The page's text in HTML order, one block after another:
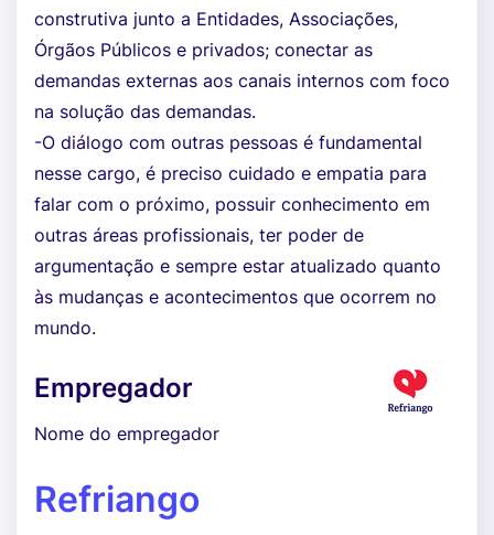
construtiva junto a Entidades, Associações,
Órgãos Públicos e privados; conectar as
demandas externas aos canais internos com foco
na solução das demandas.
-O diálogo com outras pessoas é fundamental
nesse cargo, é preciso cuidado e empatia para
falar com o próximo, possuir conhecimento em
outras áreas profissionais, ter poder de
argumentação e sempre estar atualizado quanto
às mudanças e acontecimentos que ocorrem no
mundo.
Empregador
Nome do empregador
Refriango